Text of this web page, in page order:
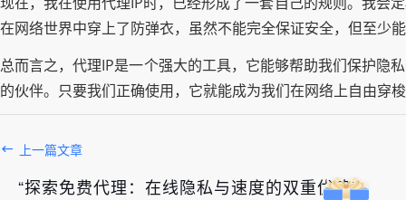
在网络世界中穿上了防弹衣，虽然不能完全保证安全，但至少
总而言之，代理IP是一个强大的工具，它能够帮助我们保护隐
的伙伴。只要我们正确使用，它就能成为我们在网络上自由穿
上一篇文章
“探索免费代理：在线隐私与速度的双重优势”